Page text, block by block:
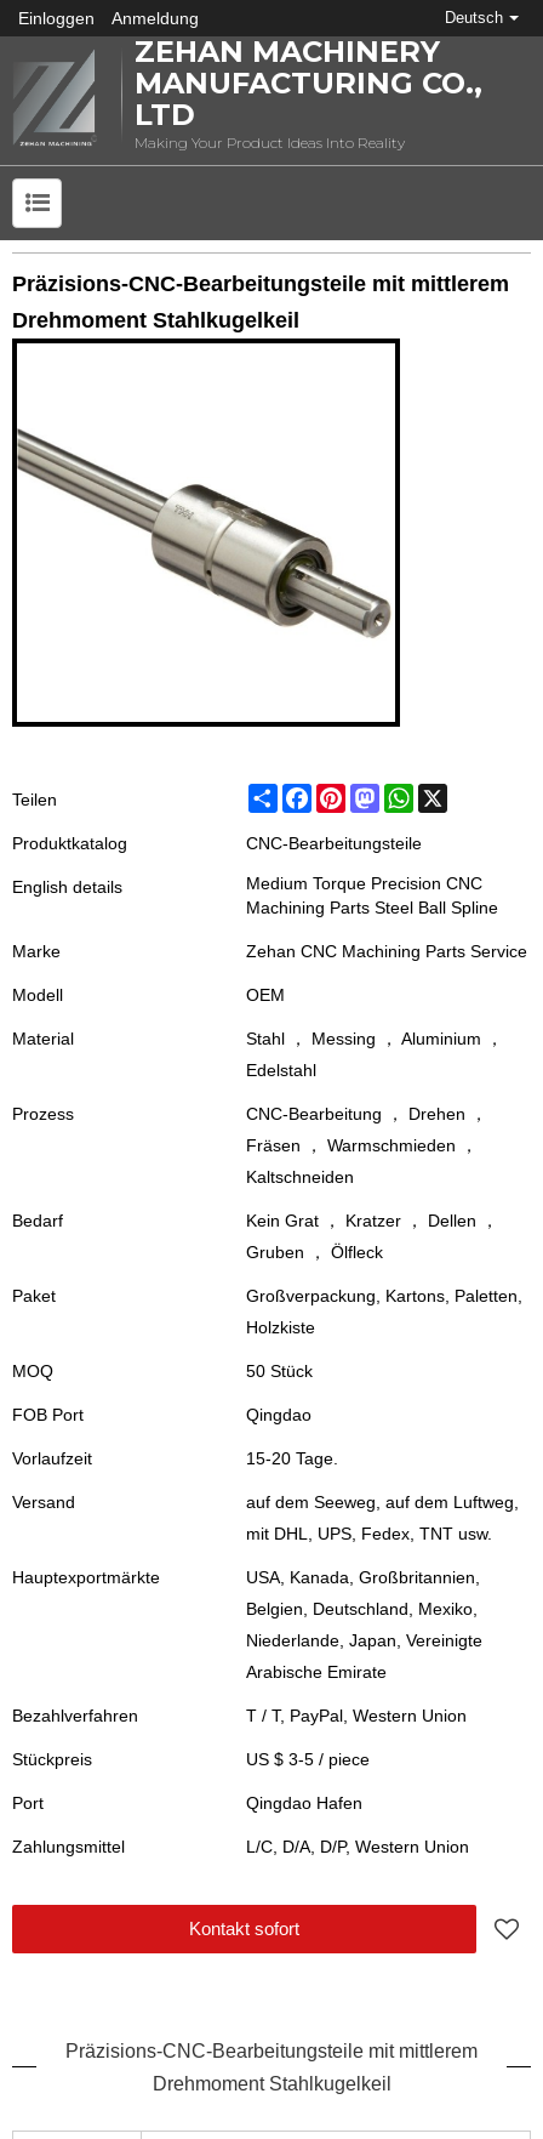
Einloggen Anmeldung Deutsch
ZEHAN MACHINERY
MANUFACTURING CO.,
LTD
Making Your Product Ideas Into Reality
Präzisions-CNC-Bearbeitungsteile mit mittlerem
Drehmoment Stahlkugelkeil
Teilen ShareFacebookPinterestMastodonWhatsApp
Produktkatalog CNC-Bearbeitungsteile
English details
Medium Torque Precision CNC
Machining Parts Steel Ball Spline
Marke Zehan CNC Machining Parts Service
Modell OEM
Material
Stahl ， Messing ， Aluminium ，
Edelstahl
Prozess
CNC-Bearbeitung ， Drehen ，
Fräsen ， Warmschmieden ，
Kaltschneiden
Bedarf
Kein Grat ， Kratzer ， Dellen ，
Gruben ， Ölfleck
Paket
Großverpackung, Kartons, Paletten,
Holzkiste
MOQ 50 Stück
FOB Port Qingdao
Vorlaufzeit 15-20 Tage.
Versand
auf dem Seeweg, auf dem Luftweg,
mit DHL, UPS, Fedex, TNT usw.
Hauptexportmärkte
USA, Kanada, Großbritannien,
Belgien, Deutschland, Mexiko,
Niederlande, Japan, Vereinigte
Arabische Emirate
Bezahlverfahren T / T, PayPal, Western Union
Stückpreis US $ 3-5/ piece
Port Qingdao Hafen
Zahlungsmittel L/C, D/A, D/P, Western Union
Kontakt sofort
Präzisions-CNC-Bearbeitungsteile mit mittlerem
Drehmoment Stahlkugelkeil